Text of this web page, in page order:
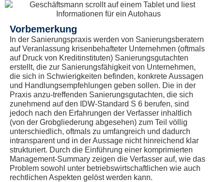
Vorbemerkung
In der Sanierungspraxis werden von Sanierungsberatern
auf Veranlassung krisenbehafteter Unternehmen (oftmals
auf Druck von Kreditinstituten) Sanierungsgutachten
erstellt, die zur Sanierungsfähigkeit von Unternehmen,
die sich in Schwierigkeiten befinden, konkrete Aussagen
und Handlungsempfehlungen geben sollen. Die in der
Praxis anzu-treffenden Sanierungsgutachten, die sich
zunehmend auf den IDW-Standard S 6 berufen, sind
jedoch nach den Erfahrungen der Verfasser inhaltlich
(von der Grobgliederung abgesehen) zum Teil völlig
unterschiedlich, oftmals zu umfangreich und dadurch
intransparent und in der Aussage nicht hinreichend klar
strukturiert. Durch die Einführung einer komprimierten
Management-Summary zeigen die Verfasser auf, wie das
Problem sowohl unter betriebswirtschaftlichen wie auch
rechtlichen Aspekten gelöst werden kann.